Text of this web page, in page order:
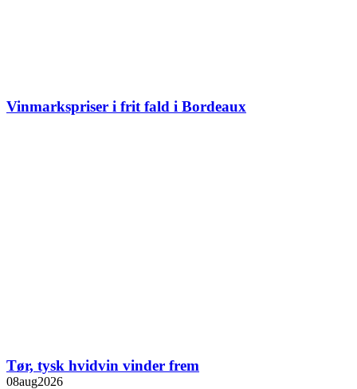
Vinmarkspriser i frit fald i Bordeaux
Tør, tysk hvidvin vinder frem
08aug2026